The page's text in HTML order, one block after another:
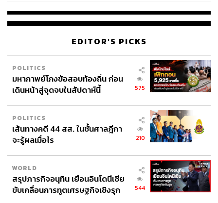
ความสามัคคีของประชาชนในชาติ นำไปสู่การร่วมมือ
ขจัดภัยกดขี่ประเทศชาติ ประชาชน จากต่างชาติ ตลอด
ทั้งกลุ่มการเมือง กลุ่มทุน ทหาร ตำรวจ ข้าราชการ
โกงกิน ฉ้อฉล ทุจริตคอร์รัปชัน ยึดทรัพยากรของแผ่น
ดิน และกระทำตัวเหนือกฎหมาย เพื่อหากำไรอย่างไม่
เป็นธรรม สร้างภาระแก่ประชาชน จนกว่าจะบรรลุ
ภารกิจ
ต้องคืนความเป็นเจ้าของให้ประชาชนทุกคน เพื่อใช้
สิทธิในการบริหารทรัพย์ของแผ่นดิน มีการแบ่งปันผล
ประโยชน์อย่างเป็นธรรม
คณะหลอมรวมประชาชนจะดำเนินการทุกวิถีทางตาม
หลักนิติธรรม โดยใช้อำนาจอธิปไตยของปวงชนชาว
ไทย เพื่อสร้างอิสรภาพ ความมั่นคง และความยั่งยืน ใน
ทุกมิติ ให้เกิดประโยชน์ต่อประเทศชาติและสร้างความ
ผาสุกแก่ประชาชนร่วมกัน
EDITOR'S PICKS
POLITICS
มหากาพย์โกงข้อสอบท้องถิ่น ก่อน
เดินหน้าสู่จุดจบในสัปดาห์นี้
575
POLITICS
เส้นทางคดี 44 สส. ในชั้นศาลฎีกา
จะรู้ผลเมื่อไร
210
WORLD
สรุปภารกิจอนุทิน เยือนอินโดนีเซีย
ขับเคลื่อนการทูตเศรษฐกิจเชิงรุก
544